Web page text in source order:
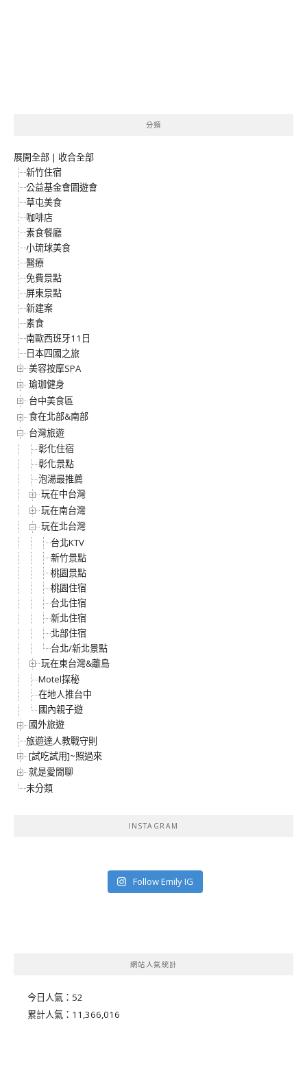
分類
展開全部 | 收合全部
新竹住宿
公益基金會園遊會
草屯美食
咖啡店
素食餐廳
小琉球美食
醫療
免費景點
屏東景點
新建案
素食
南歐西班牙11日
日本四國之旅
美容按摩SPA
瑜珈健身
台中美食區
食在北部&南部
台灣旅遊
彰化住宿
彰化景點
泡湯最推薦
玩在中台灣
玩在南台灣
玩在北台灣
台北KTV
新竹景點
桃園景點
桃園住宿
台北住宿
新北住宿
北部住宿
台北/新北景點
玩在東台灣&離島
Motel探秘
在地人推台中
國內親子遊
國外旅遊
旅遊達人教戰守則
[試吃試用]~照過來
就是愛閒聊
未分類
INSTAGRAM
Follow Emily IG
網站人氣統計
今日人氣： 52
累計人氣： 11,366,016